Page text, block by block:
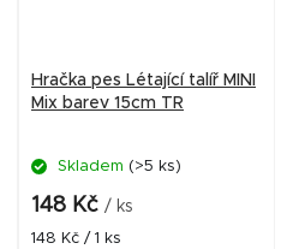
Hračka pes Létající talíř MINI
Mix barev 15cm TR
Skladem (>5 ks)
148 Kč / ks
Měrná
148 Kč / 1 ks